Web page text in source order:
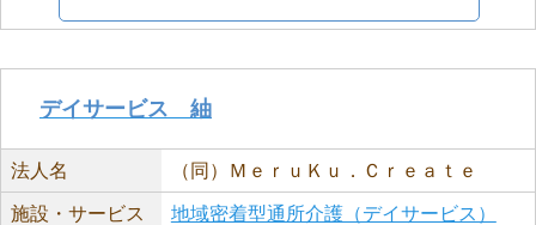
デイサービス 紬
法人名 （同）ＭｅｒｕＫｕ．Ｃｒｅａｔｅ
施設・サービス 地域密着型通所介護（デイサービス）